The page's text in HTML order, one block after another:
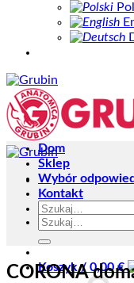
Szukaj:
Koszyk / 0,00€
Dom
Sklep
Wybór
Kontakt
Szukaj:
CORONA